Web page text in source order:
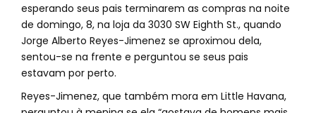
esperando seus pais terminarem as compras na noite
de domingo, 8, na loja da 3030 SW Eighth St., quando
Jorge Alberto Reyes-Jimenez se aproximou dela,
sentou-se na frente e perguntou se seus pais
estavam por perto.
Reyes-Jimenez, que também mora em Little Havana,